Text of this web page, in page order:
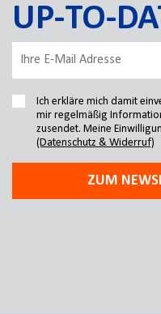
UP-TO-
Ich erkläre mich damit
mir regelmäßig
zusendet. Meine
(Datenschutz & Widerruf)
ZUM